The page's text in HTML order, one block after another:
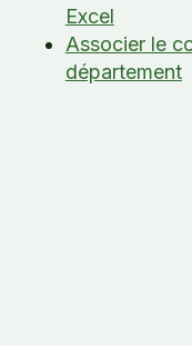
Excel
Associer le
département